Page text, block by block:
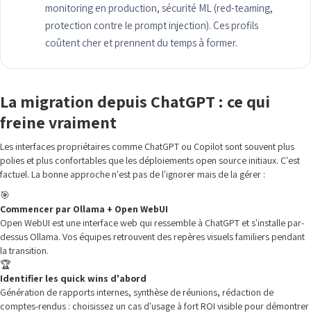
monitoring en production, sécurité ML (red-teaming,
protection contre le prompt injection). Ces profils
coûtent cher et prennent du temps à former.
La migration depuis ChatGPT : ce qui
freine vraiment
Les interfaces propriétaires comme ChatGPT ou Copilot sont souvent plus
polies et plus confortables que les déploiements open source initiaux. C'est
factuel. La bonne approche n'est pas de l'ignorer mais de la gérer :
🎯
Commencer par Ollama + Open WebUI
Open WebUI est une interface web qui ressemble à ChatGPT et s'installe par-
dessus Ollama. Vos équipes retrouvent des repères visuels familiers pendant
la transition.
🏆
Identifier les quick wins d'abord
Génération de rapports internes, synthèse de réunions, rédaction de
comptes-rendus : choisissez un cas d'usage à fort ROI visible pour démontrer